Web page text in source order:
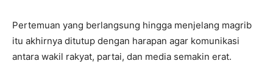
Pertemuan yang berlangsung hingga menjelang magrib
itu akhirnya ditutup dengan harapan agar komunikasi
antara wakil rakyat, partai, dan media semakin erat.